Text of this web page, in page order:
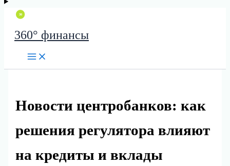
360° финансы
Новости центробанков: как
решения регулятора влияют
на кредиты и вклады